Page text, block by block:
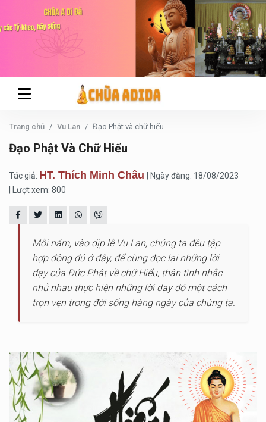
Trang chủ Vu Lan Đạo Phật và chữ hiếu
Đạo Phật Và Chữ Hiếu
Tác giả: HT. Thích Minh Châu
| Ngày đăng: 18/08/2023
| Lượt xem: 800
Mỗi năm, vào dịp lễ Vu Lan, chúng ta đều tập
hợp đông đủ ở đây, để cùng đọc lại những lời
dạy của Đức Phật về chữ Hiếu, thân tình nhắc
nhủ nhau thực hiện những lời dạy đó một cách
trọn vẹn trong đời sống hàng ngày của chúng ta.